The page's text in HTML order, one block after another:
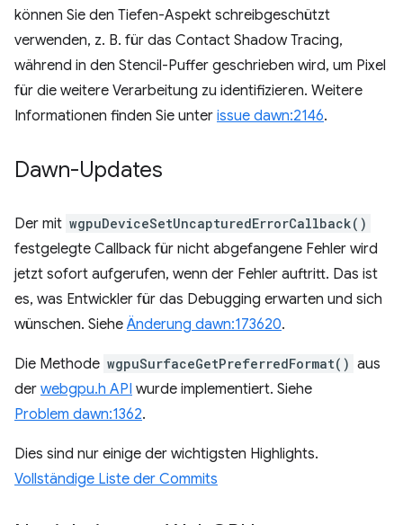
können Sie den Tiefen-Aspekt schreibgeschützt
verwenden, z. B. für das Contact Shadow Tracing,
während in den Stencil-Puffer geschrieben wird, um Pixel
für die weitere Verarbeitung zu identifizieren. Weitere
Informationen finden Sie unter issue dawn:2146.
Dawn-Updates
Der mit wgpuDeviceSetUncapturedErrorCallback()
festgelegte Callback für nicht abgefangene Fehler wird
jetzt sofort aufgerufen, wenn der Fehler auftritt. Das ist
es, was Entwickler für das Debugging erwarten und sich
wünschen. Siehe Änderung dawn:173620.
Die Methode wgpuSurfaceGetPreferredFormat() aus
der webgpu.h API wurde implementiert. Siehe
Problem dawn:1362.
Dies sind nur einige der wichtigsten Highlights.
Vollständige Liste der Commits